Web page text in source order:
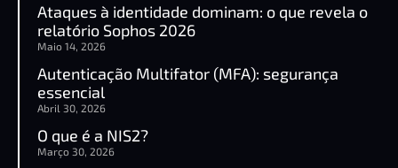
Ataques à identidade dominam: o que revela o
relatório Sophos 2026
Maio 14, 2026
Autenticação Multifator (MFA): segurança
essencial
Abril 30, 2026
O que é a NIS2?
Março 30, 2026